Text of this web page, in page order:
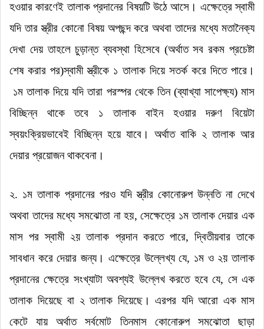
হওয়ার কারণেই তালাক প্রদানের বিষয়টি উঠে আসে। এক্ষেত্রে স্বামী
যদি তার স্ত্রীর কোনো বিষয় অপছন্দ করে অথবা তাদের মধ্যে মতানৈক্য
দেখা দেয় তাহলে চুড়ান্ত ব্যবস্থা হিসেবে (অর্থাত সব রকম প্রচেষ্টা
শেষ করার পর)স্বামী স্ত্রীকে ১ তালাক দিয়ে সতর্ক করে দিতে পারে।
১ম তালাক দিয়ে যদি তারা পরস্পর থেকে তিন (ব্যাখ্যা সাপেক্ষ্য) মাস
বিচ্ছিন্ন থাকে তবে ১ তালাক বাইন হওয়ার দরুণ বিয়েটা
স্বয়ংক্রিয়ভাবেই বিচ্ছিন্ন হয়ে যাবে।
অর্থাত বাকি ২ তালাক আর
দেয়ার প্রয়োজন থাকবেনা।
২. ১ম তালাক প্রদানের পরও যদি স্ত্রীর কোনোরুপ উন্নতি না দেখে
অথবা তাদের মধ্যে সমঝোতা না হয়, সেক্ষেত্রে ১ম তালাক দেয়ার এক
মাস পর স্বামী ২য় তালাক প্রদান করতে পারে, দ্বিতীয়বার তাকে
সাবধান করে দেয়ার জন্য। এক্ষেত্রে উল্লেখ্য যে, ১ম ও ২য় তালাক
প্রদানের ক্ষেত্রে সংখ্যাটা অবশ্যই উল্লেখ করতে হবে যে, সে এক
তালাক দিয়েছে বা ২ তালাক দিয়েছে। এরপর যদি আরো এক মাস
কেটে যায় অর্থাত সর্বমোট তিনমাস কোনোরুপ সমঝোতা ছাড়া